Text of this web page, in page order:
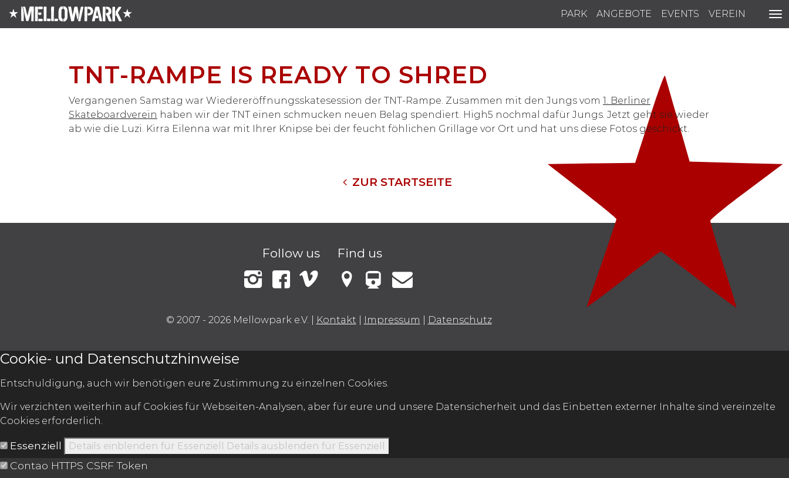
PARK ANGEBOTE EVENTS VEREIN
TNT-RAMPE IS READY TO SHRED
Vergangenen Samstag war Wiedereröffnungsskatesession der TNT-Rampe. Zusammen mit den Jungs vom 1. Berliner
Skateboardverein haben wir der TNT einen schmucken neuen Belag spendiert. High5 nochmal dafür Jungs. Jetzt geht sie wieder
ab wie die Luzi. Kirra Eilenna war mit Ihrer Knipse bei der feucht föhlichen Grillage vor Ort und hat uns diese Fotos geschickt.
ZUR STARTSEITE
Follow us Find us
VBB Fahrinfo
© 2007 - 2026 Mellowpark e.V. Kontakt Impressum Datenschutz
Cookie- und Datenschutzhinweise
Entschuldigung, auch wir benötigen eure Zustimmung zu einzelnen Cookies.
Wir verzichten weiterhin auf Cookies für Webseiten-Analysen, aber für eure und unsere Datensicherheit und das Einbetten externer Inhalte sind vereinzelte
Cookies erforderlich.
Essenziell Details einblenden für Essenziell Details ausblenden für Essenziell
Contao HTTPS CSRF Token